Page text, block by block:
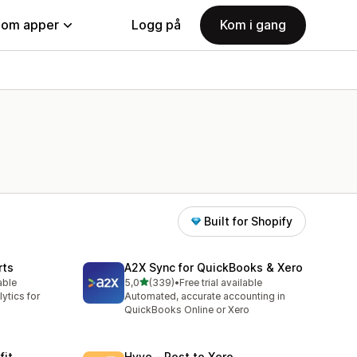
apper Logg på Kom i gang
Built for Shopify
for
A2X Sync for QuickBooks & Xero
5,0av 5 stjerner
(339)
Totalt 339 omtaler
•Free trial available
Automated, accurate accounting in
QuickBooks Online or Xero